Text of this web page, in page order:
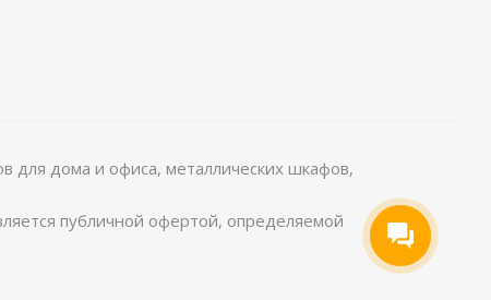
для дома и офиса, металлических шкафов,
публичной офертой, определяемой